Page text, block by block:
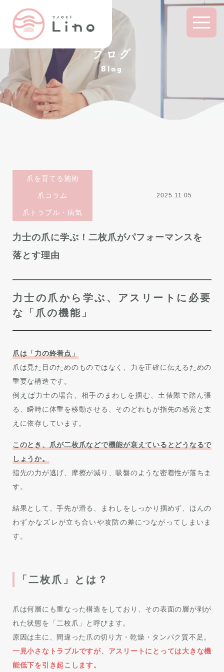
ブログ
Blog
爪を育てる施術
爪コラム
爪トラブル・病気
2025.11.05
力士の爪に学ぶ！二枚爪がパフォーマンスを
落とす理由
力士の爪から学ぶ、アスリートに必要
な「爪の機能」
爪は「力の終着点」
爪は見た目のためのものではなく、力を正確に伝えるための
重要な構造です。
例えば力士の場合、相手のまわしを掴む、土俵際で踏ん張
る、瞬時に体重を移動させる、そのどれもが指先の感覚と支
えに依存しています。
このとき、爪が二枚爪などで機能が衰えているとどうなるで
しょうか。
指先の力が逃げ、摩擦が減り、吸盤のような密着性が落ちま
す。
結果として、手先が滑る、まわしをしっかり掴めず、ほんの
わずかなズレが立ち合いや攻防の差につながってしまいま
す。
「二枚爪」とは？
爪は何層にも重なった構造をしており、その表面の層が剥が
れた状態を「二枚爪」と呼びます。
原因は主に、間違った爪の切り方・乾燥・タンパク質不足。
一見小さなトラブルですが、アスリートにとっては大きな機
能低下を引き起こします。